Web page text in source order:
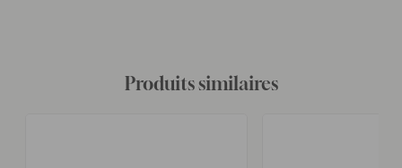
Produits similaires